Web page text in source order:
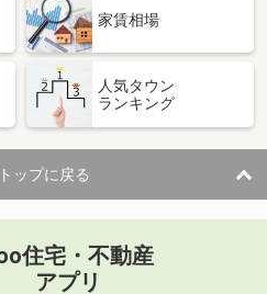
家賃相場
人気タウン
ランキング
ップに戻る
住宅・不動産
アプリ